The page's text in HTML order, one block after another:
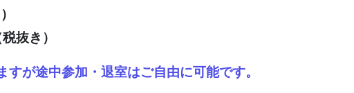
抜き）
が途中参加・退室はご自由に可能です。